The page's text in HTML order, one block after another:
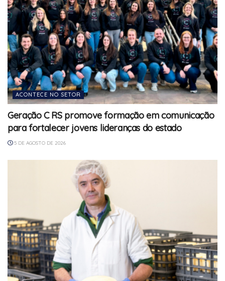
ACONTECE NO SETOR
Geração C RS promove formação em comunicação
para fortalecer jovens lideranças do estado
5 DE AGOSTO DE 2026